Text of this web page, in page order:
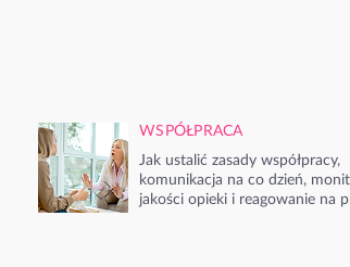
WSPÓŁPRACA
Jak ustalić zasady współpracy,
komunikacja na co dzień,
jakości opieki i reagowanie na